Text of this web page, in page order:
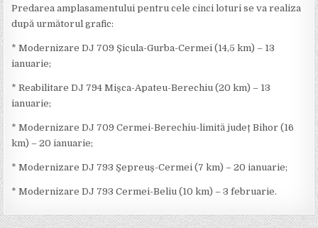
Predarea amplasamentului pentru cele cinci loturi se va realiza
după următorul grafic:
* Modernizare DJ 709 Șicula-Gurba-Cermei (14,5 km) – 13
ianuarie;
* Reabilitare DJ 794 Mișca-Apateu-Berechiu (20 km) – 13
ianuarie;
* Modernizare DJ 709 Cermei-Berechiu-limită județ Bihor (16
km) – 20 ianuarie;
* Modernizare DJ 793 Șepreuș-Cermei (7 km) – 20 ianuarie;
* Modernizare DJ 793 Cermei-Beliu (10 km) – 3 februarie.